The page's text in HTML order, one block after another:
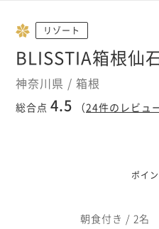
リゾート
BLISSTIA箱根仙
神奈川県 / 箱根
総合点 4.5 （24件のレビュ
ポイ
朝食付き / 2名